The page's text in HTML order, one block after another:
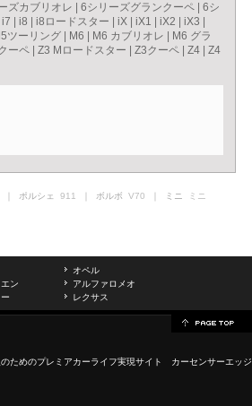
ズカブリオレ 6シリーズグランクーペ
6シ
i7 i8 i8ロードスター iX iX1 iX2 iX3
ツーリング M6 M6 カブリオレ
M6 グラ
ーペ Z3 Mロードスター Z3クーペ Z4
Z4
｜ ポルシェ 911 ｜ ボルボ V70 ｜ ミニ ミニ
オペル
ン
アルファロメオ
レクサス
のためのプレミアカーライフ実現サイト カーセンサーエッジ